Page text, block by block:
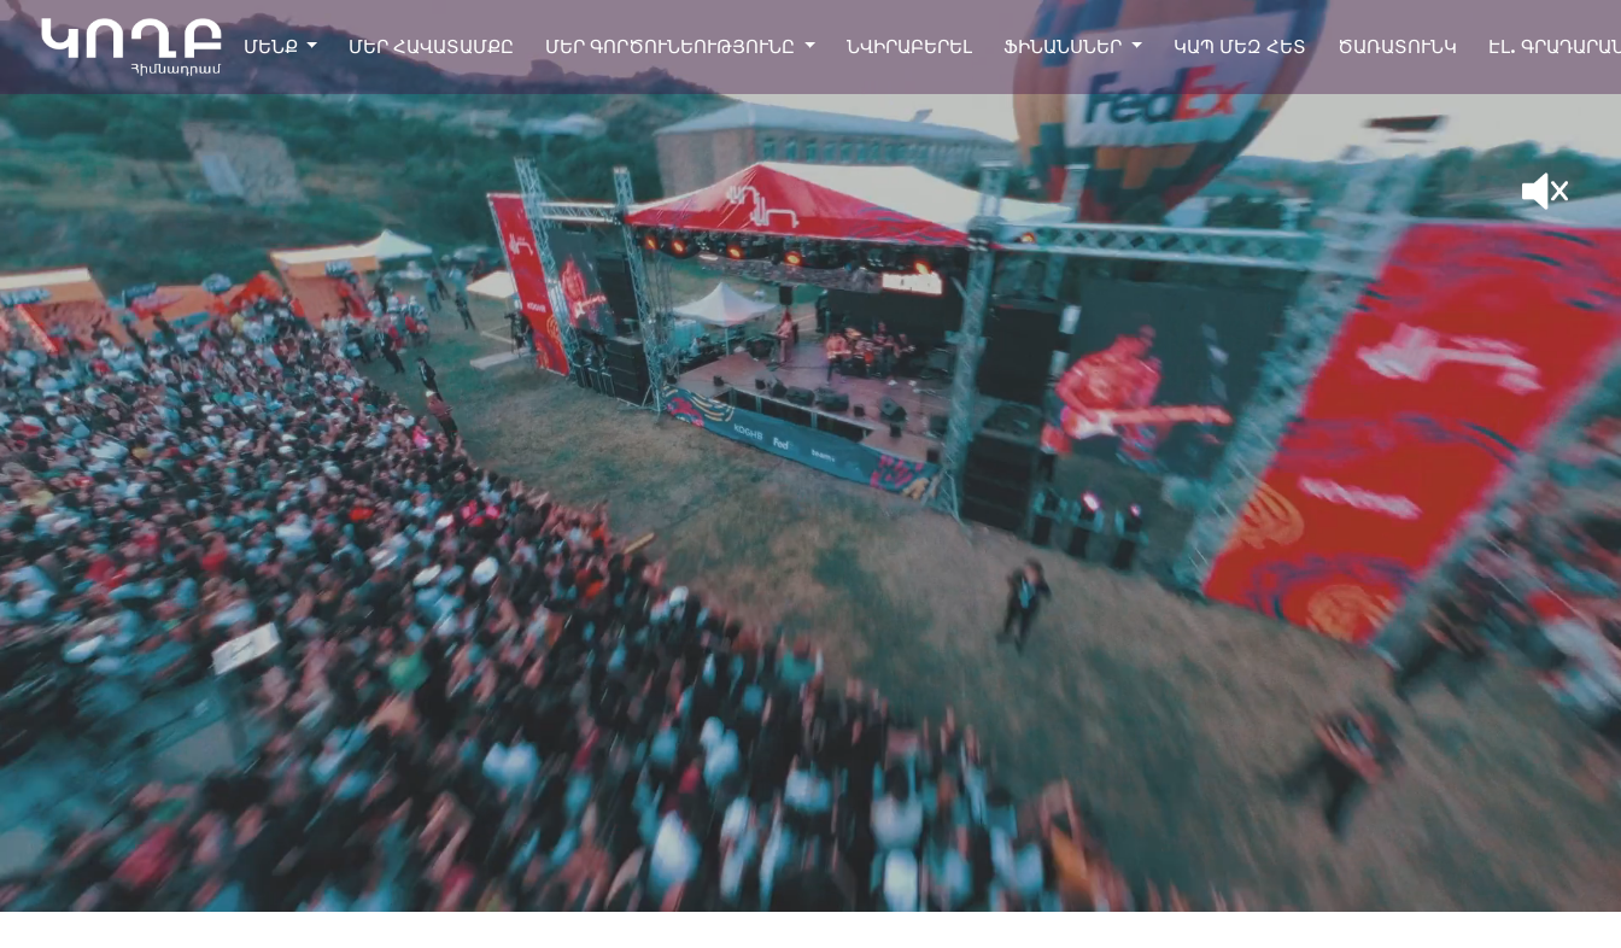
ՄԵՆՔ ՄԵՐ ՀԱՎԱՏԱՄՔԸ ՄԵՐ ԳՈՐԾՈՒՆԵՈՒԹՅՈՒՆԸ ՆՎԻՐԱԲԵՐԵԼ ՖԻՆԱՆՍՆԵՐ ԿԱՊ ՄԵԶ ՀԵՏ ԾԱՌԱՏՈՒՆԿ ԷԼ.